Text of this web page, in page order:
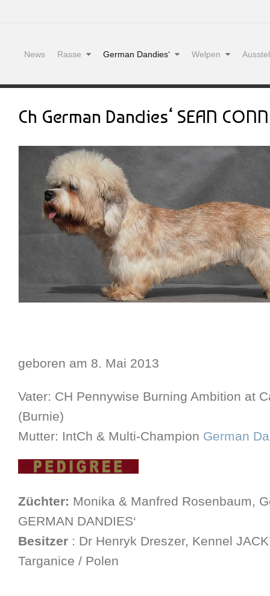
News Rasse German Dandies‘ Welpen
Ch German Dandies‘ SEAN
geboren am 8. Mai 2013
Vater: CH Pennywise Burning Ambition at
(Burnie)
Mutter: IntCh & Multi-Champion German
Züchter: Monika & Manfred Rosenbaum,
GERMAN DANDIES‘
Besitzer : Dr Henryk Dreszer, Kennel
Targanice / Polen